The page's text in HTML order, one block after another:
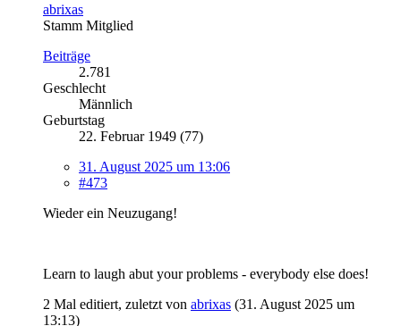
abrixas
Stamm Mitglied
Beiträge
2.781
Geschlecht
Männlich
Geburtstag
22. Februar 1949 (77)
31. August 2025 um 13:06
#473
Wieder ein Neuzugang!
Learn to laugh abut your problems - everybody else does!
2 Mal editiert, zuletzt von abrixas (31. August 2025 um
13:13)